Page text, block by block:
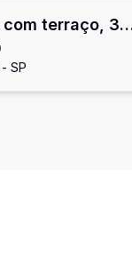
terraço, 3
Guarujá.
SP